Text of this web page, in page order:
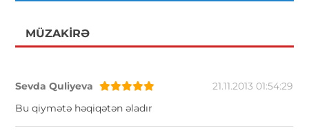
MÜZAKIRƏ
Sevda Quliyeva
21.11.2013 01:54:29
Bu qiymətə həqiqətən əladır